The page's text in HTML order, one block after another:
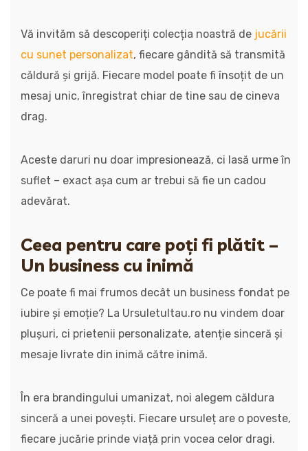
Vă invităm să descoperiți colecția noastră de jucării
cu sunet personalizat, fiecare gândită să transmită
căldură și grijă. Fiecare model poate fi însoțit de un
mesaj unic, înregistrat chiar de tine sau de cineva
drag.
Aceste daruri nu doar impresionează, ci lasă urme în
suflet – exact așa cum ar trebui să fie un cadou
adevărat.
Ceea pentru care poți fi plătit –
Un business cu inimă
Ce poate fi mai frumos decât un business fondat pe
iubire și emoție? La Ursuletultau.ro nu vindem doar
plușuri, ci prietenii personalizate, atenție sinceră și
mesaje livrate din inimă către inimă.
În era brandingului umanizat, noi alegem căldura
sinceră a unei povești. Fiecare ursuleț are o poveste,
fiecare jucărie prinde viață prin vocea celor dragi.